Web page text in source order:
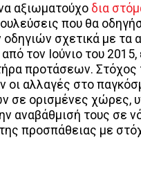
αξιωματούχο δια
που θα
σχετικά με τα
τον Ιούνιο του 2015,
προτάσεων. Στόχος
οι αλλαγές στο
σε ορισμένες χώρες,
αναβάθμισή τους σε
προσπάθειας με